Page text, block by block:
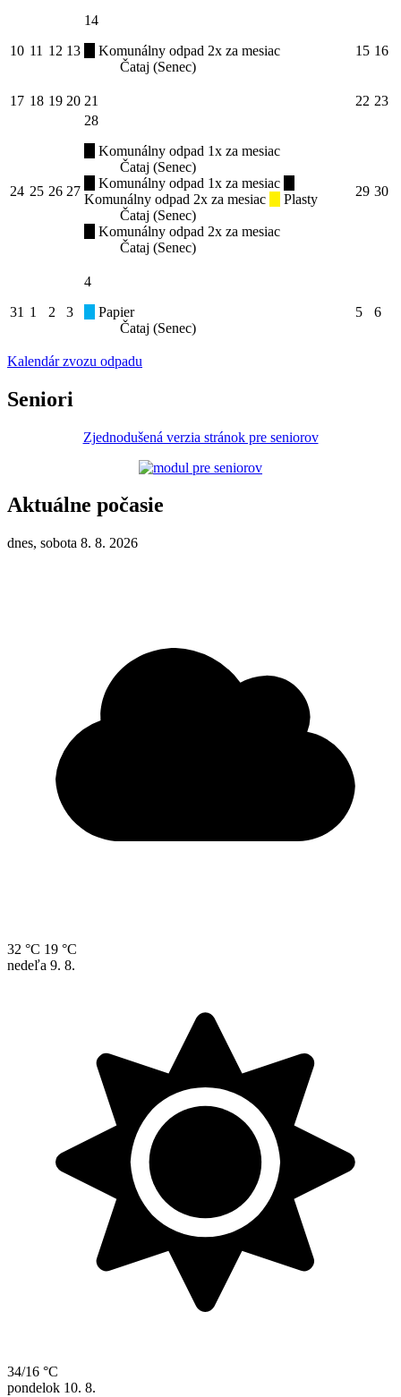
10 11 12 13
14
Komunálny odpad 2x za mesiac
Čataj (Senec)
15 16
17 18 19 20 21 22 23
24 25 26 27
28
Komunálny odpad 1x za mesiac
Čataj (Senec)
Komunálny odpad 1x za mesiac
Komunálny odpad 2x za mesiac
Plasty
Čataj (Senec)
Komunálny odpad 2x za mesiac
Čataj (Senec)
29 30
31 1 2 3
4
Papier
Čataj (Senec)
5 6
Kalendár zvozu odpadu
Seniori
Zjednodušená verzia stránok pre seniorov
Aktuálne počasie
dnes, sobota 8. 8. 2026
32 °C 19 °C
nedeľa 9. 8.
34/16 °C
pondelok 10. 8.